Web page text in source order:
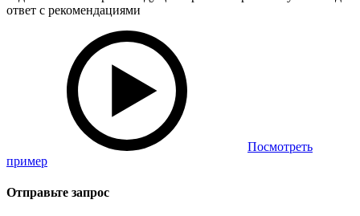
ответ с рекомендациями
Посмотреть
пример
Отправьте запрос